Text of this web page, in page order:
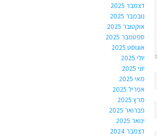
דצמבר 2025
נובמבר 2025
אוקטובר 2025
ספטמבר 2025
אוגוסט 2025
יולי 2025
יוני 2025
מאי 2025
אפריל 2025
מרץ 2025
פברואר 2025
ינואר 2025
דצמבר 2024